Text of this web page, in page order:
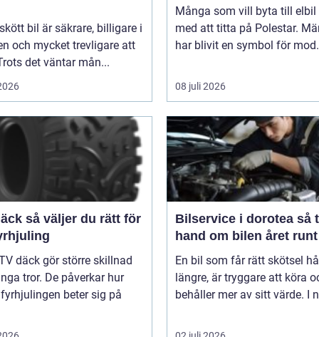
bil är säkrare, billigare i
och mycket trevligare att
det väntar mån...
Många som vill byta till elbil
med att titta på Polestar.
har blivit en symbol för
08 juli 2026
du rätt för
däck gör större skillnad
tror. De påverkar hur
beter sig på
Bilservice i dorotea så tar du
hand om bilen året runt
En bil som får rätt skötsel
längre, är tryggare att köra
behåller mer av sitt värde. I